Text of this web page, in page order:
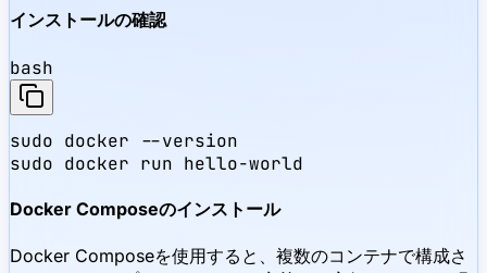
インストールの確認
bash
sudo docker --version
sudo docker run hello-world
Docker Composeのインストール
Docker Composeを使用すると、複数のコンテナで構成さ